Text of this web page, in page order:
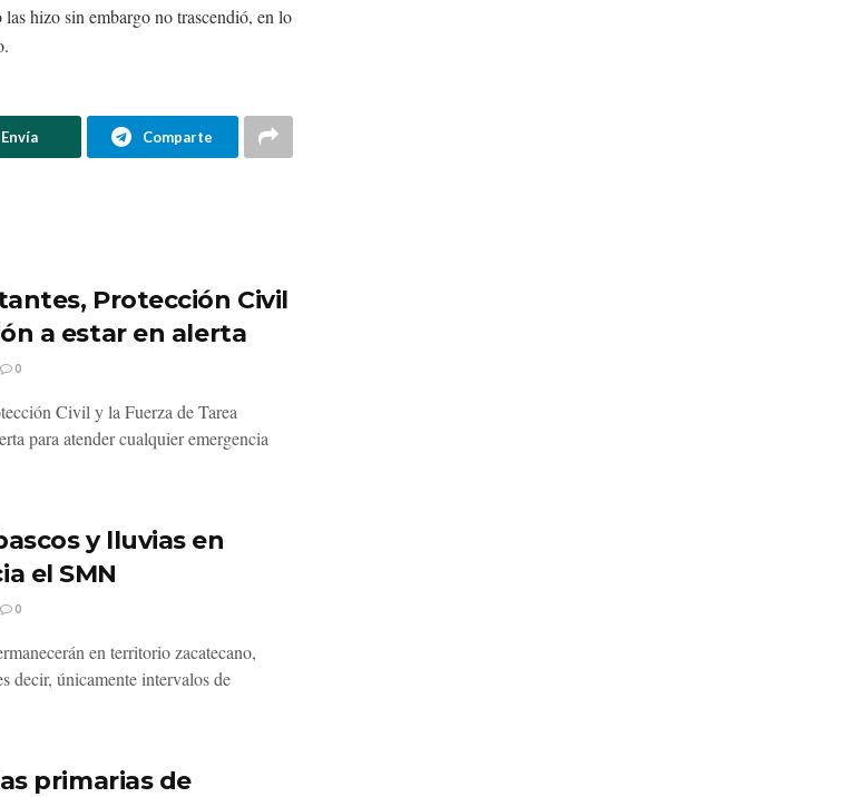
hizo sin embargo no trascendió, en lo
Envía Comparte
Protección Civil
a estar en alerta
0
Civil y la Fuerza de Tarea
para atender cualquier emergencia
y lluvias en
el SMN
0
en territorio zacatecano,
decir, únicamente intervalos de
primarias de